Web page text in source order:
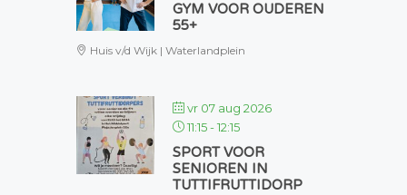
GYM VOOR OUDEREN
55+
Huis v/d Wijk | Waterlandplein
vr 07 aug 2026
11:15-12:15
SPORT VOOR
SENIOREN IN
TUTTIFRUTTIDORP